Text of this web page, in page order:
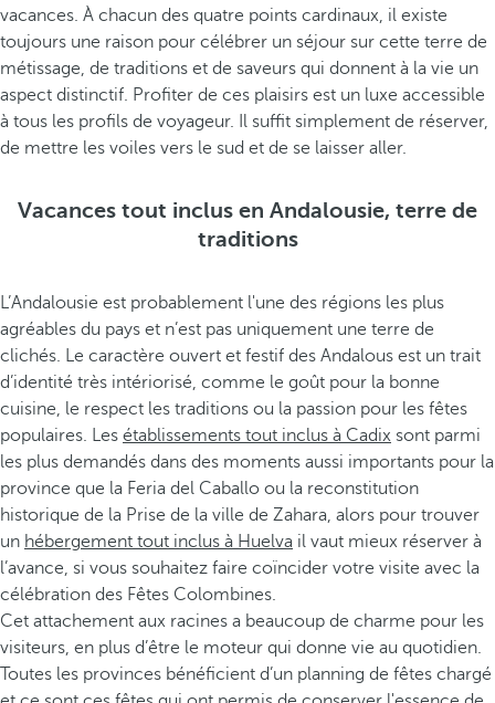
vacances. À chacun des quatre points cardinaux, il existe
toujours une raison pour célébrer un séjour sur cette terre de
métissage, de traditions et de saveurs qui donnent à la vie un
aspect distinctif. Profiter de ces plaisirs est un luxe accessible
à tous les profils de voyageur. Il suffit simplement de réserver,
de mettre les voiles vers le sud et de se laisser aller.
Vacances tout inclus en Andalousie, terre de
traditions
L’Andalousie est probablement l'une des régions les plus
agréables du pays et n’est pas uniquement une terre de
clichés. Le caractère ouvert et festif des Andalous est un trait
d’identité très intériorisé, comme le goût pour la bonne
cuisine, le respect les traditions ou la passion pour les fêtes
populaires. Les établissements tout inclus à Cadix sont parmi
les plus demandés dans des moments aussi importants pour la
province que la Feria del Caballo ou la reconstitution
historique de la Prise de la ville de Zahara, alors pour trouver
un hébergement tout inclus à Huelva il vaut mieux réserver à
l’avance, si vous souhaitez faire coïncider votre visite avec la
célébration des Fêtes Colombines.
Cet attachement aux racines a beaucoup de charme pour les
visiteurs, en plus d’être le moteur qui donne vie au quotidien.
Toutes les provinces bénéficient d’un planning de fêtes chargé